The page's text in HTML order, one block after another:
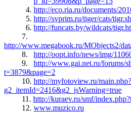
http://eco.ria.ru/documents/
http://svprim.ru/tiger/cats/
http://funcats.by/wildcats/
7.
http://www.megabook.ru/MObjects2/
8. http://oopt.info/news/img/
9. http://www.gai.net.ru/forums/
t=3879&page=2
10. http://myfotoview.ru/main.php?
g2_itemId=2416&g2_jsWarning=true
11. http://kuraev.ru/smf/
12. www.muzico.ru